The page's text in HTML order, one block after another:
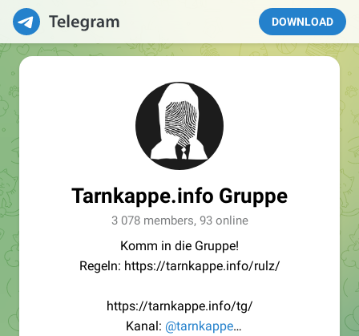
DOWNLOAD
Tarnkappe.info Gruppe
3 078 members, 93 online
Komm in die Gruppe!
Regeln: https://tarnkappe.info/rulz/
https://tarnkappe.info/tg/
Kanal: @tarnkappe